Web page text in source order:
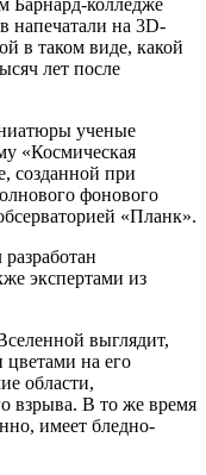
напечатали на 3D-
в таком виде, какой
лет после
ученые
«Космическая
созданной при
фонового
«Планк».
экспертами из
выглядит,
на его
области,
взрыва. В то же время
имеет бледно-